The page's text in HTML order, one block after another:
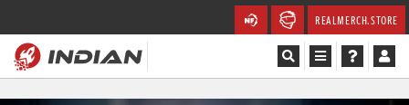
REALMERCH.STORE